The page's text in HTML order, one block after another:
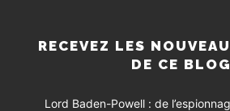
RECEVEZ LES
DE CE BLOG
Lord Baden-Powell : de